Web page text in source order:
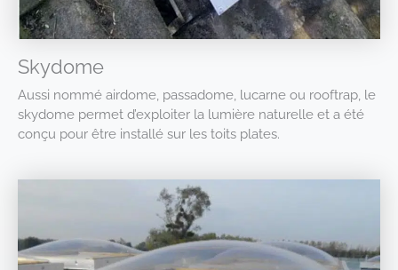
Skydome
Aussi nommé airdome, passadome, lucarne ou rooftrap, le
skydome permet d’exploiter la lumière naturelle et a été
conçu pour être installé sur les toits plates.